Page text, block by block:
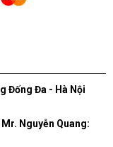
Đống Đa - Hà Nội
Nguyễn Quang: